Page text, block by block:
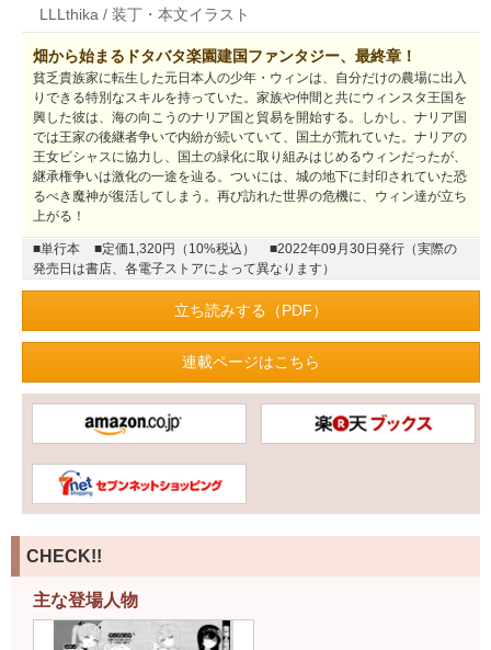
LLLthika / 装丁・本文イラスト
畑から始まるドタバタ楽園建国ファンタジー、最終章！
貧乏貴族家に転生した元日本人の少年・ウィンは、自分だけの農場に出入
りできる特別なスキルを持っていた。家族や仲間と共にウィンスタ王国を
興した彼は、海の向こうのナリア国と貿易を開始する。しかし、ナリア国
では王家の後継者争いで内紛が続いていて、国土が荒れていた。ナリアの
王女ビシャスに協力し、国土の緑化に取り組みはじめるウィンだったが、
継承権争いは激化の一途を辿る。ついには、城の地下に封印されていた恐
るべき魔神が復活してしまう。再び訪れた世界の危機に、ウィン達が立ち
上がる！
■単行本 ■定価1,320円（10%税込）
■2022年09月30日発行（実際の
発売日は書店、各電子ストアによって異なります）
立ち読みする（PDF）
連載ページはこちら
CHECK!!
主な登場人物